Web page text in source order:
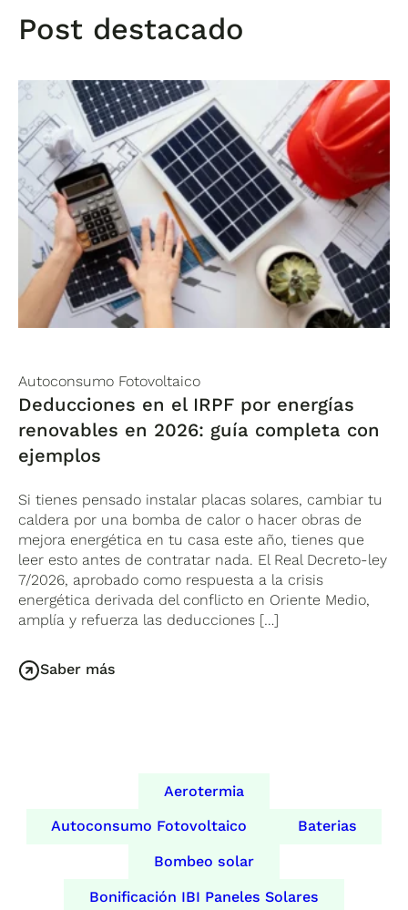
Post destacado
Autoconsumo Fotovoltaico
Deducciones en el IRPF por energías
renovables en 2026: guía completa con
ejemplos
Si tienes pensado instalar placas solares, cambiar tu
caldera por una bomba de calor o hacer obras de
mejora energética en tu casa este año, tienes que
leer esto antes de contratar nada. El Real Decreto-ley
7/2026, aprobado como respuesta a la crisis
energética derivada del conflicto en Oriente Medio,
amplía y refuerza las deducciones […]
Saber más
Aerotermia
Autoconsumo Fotovoltaico Baterias
Bombeo solar
Bonificación IBI Paneles Solares